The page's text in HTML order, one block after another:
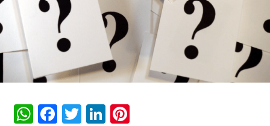
WhatsApp
Facebook
TwitterLinkedIn
Pinterest